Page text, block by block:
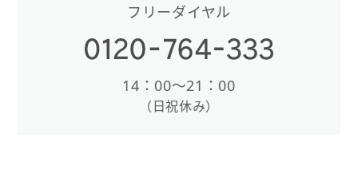
フリーダイヤル
14：00〜21：00
（日祝休み）